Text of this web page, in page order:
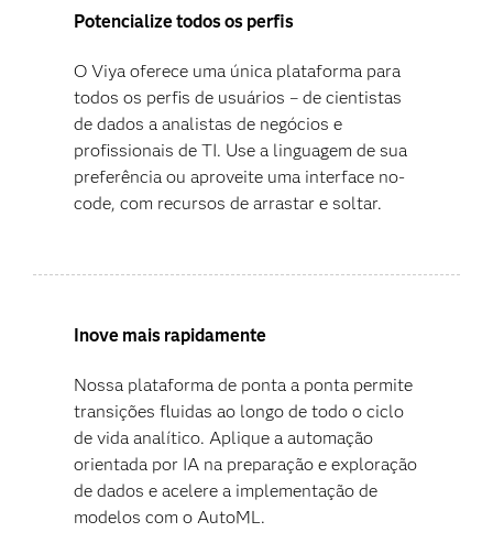
Potencialize todos os perfis
O Viya oferece uma única plataforma para
todos os perfis de usuários – de cientistas
de dados a analistas de negócios e
profissionais de TI. Use a linguagem de sua
preferência ou aproveite uma interface no-
code, com recursos de arrastar e soltar.
Inove mais rapidamente
Nossa plataforma de ponta a ponta permite
transições fluidas ao longo de todo o ciclo
de vida analítico. Aplique a automação
orientada por IA na preparação e exploração
de dados e acelere a implementação de
modelos com o AutoML.